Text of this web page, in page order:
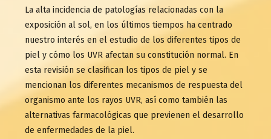
La alta incidencia de patologías relacionadas con la
exposición al sol, en los últimos tiempos ha centrado
nuestro interés en el estudio de los diferentes tipos de
piel y cómo los UVR afectan su constitución normal. En
esta revisión se clasifican los tipos de piel y se
mencionan los diferentes mecanismos de respuesta del
organismo ante los rayos UVR, así como también las
alternativas farmacológicas que previenen el desarrollo
de enfermedades de la piel.